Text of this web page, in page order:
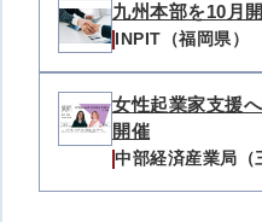
九州本部を10月
INPIT（福岡県）
女性起業家支援
開催
中部経済産業局（